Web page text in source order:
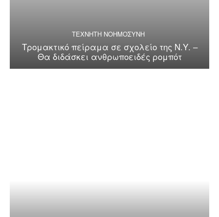
ΤΕΧΝΗΤΗ ΝΟΗΜΟΣΥΝΗ
Τρομακτικό πείραμα σε σχολείο της Ν.Υ. –
Θα διδάσκει ανθρωποειδές ρομπότ